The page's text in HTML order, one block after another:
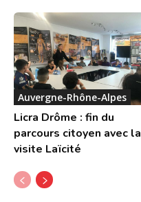
Auvergne-Rhône-Alpes
Licra Drôme : fin du
parcours citoyen avec la
visite Laïcité